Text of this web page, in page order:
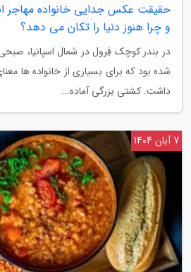
و چرا هنوز دنیا را تکان می دهد؟
شده بود که برای بسیاری از خانواده ها
داشت. کشتی بزرگی آماده...
7 آبان 1404